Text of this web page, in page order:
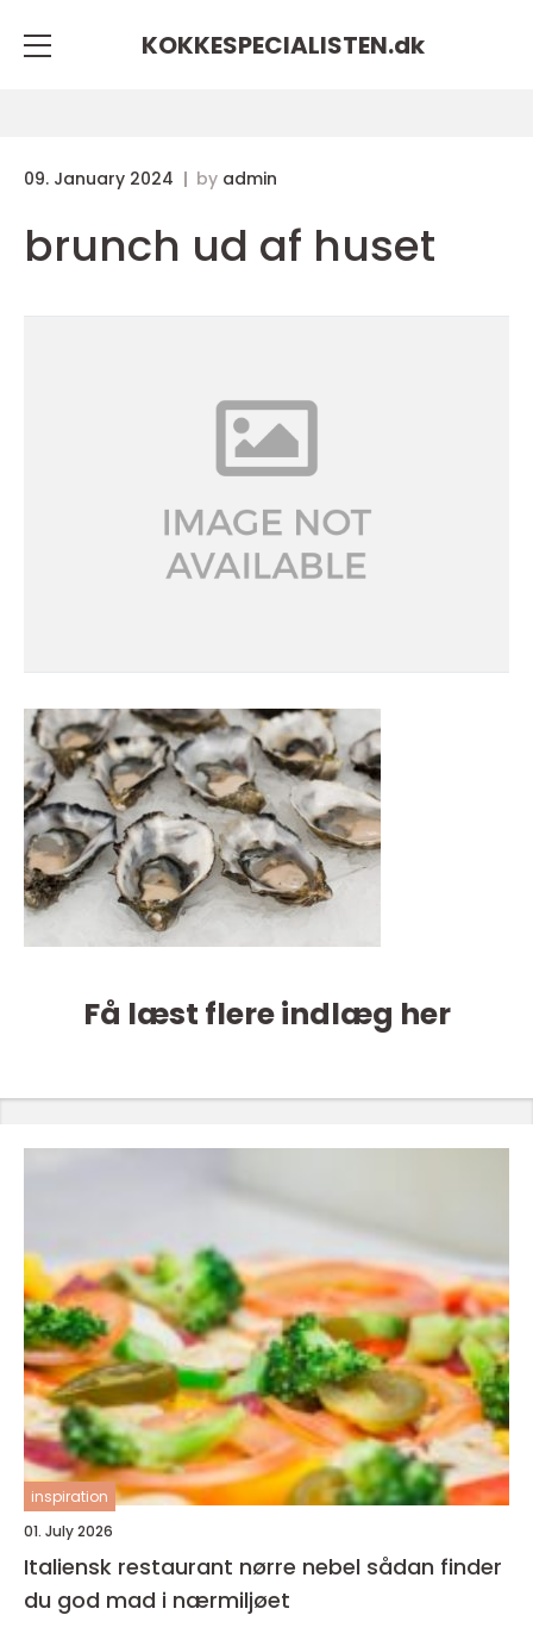
KOKKESPECIALISTEN.dk
09. January 2024 by admin
brunch ud af huset
Få læst flere indlæg her
inspiration
01. July 2026
Italiensk restaurant nørre nebel sådan finder
du god mad i nærmiljøet